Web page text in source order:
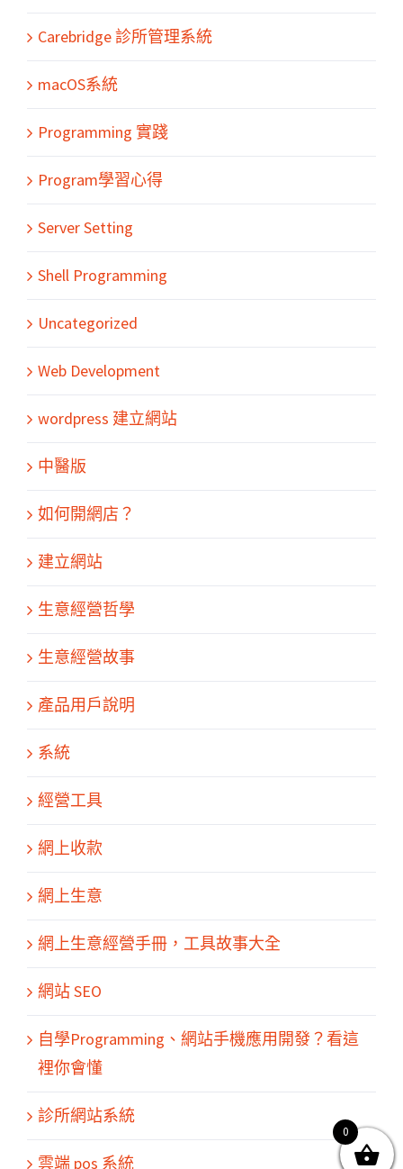
Carebridge 診所管理系統
macOS系統
Programming 實踐
Program學習心得
Server Setting
Shell Programming
Uncategorized
Web Development
wordpress 建立網站
中醫版
如何開網店？
建立網站
生意經營哲學
生意經營故事
產品用戶說明
系統
經營工具
網上收款
網上生意
網上生意經營手冊，工具故事大全
網站 SEO
自學Programming、網站手機應用開發？看這
裡你會懂
診所網站系統
雲端 pos 系統
關於我們
2026 | All Rights Reserved by MARS tree 火星樹資訊科技
0